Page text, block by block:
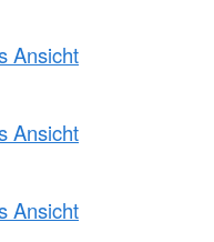
Ansicht
Ansicht
Ansicht